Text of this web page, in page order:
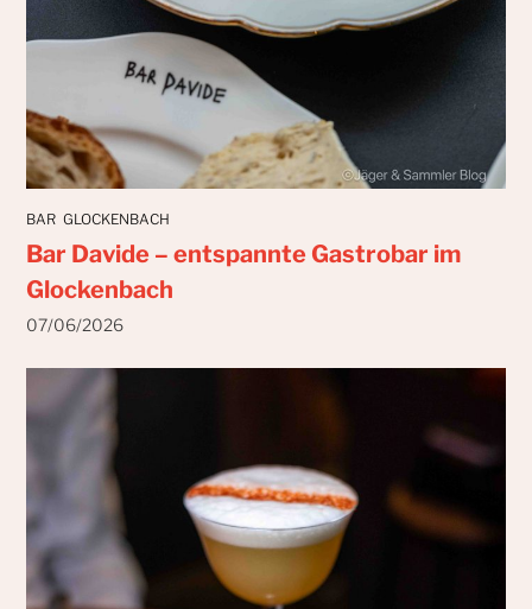
BAR GLOCKENBACH
Bar Davide – entspannte Gastrobar im
Glockenbach
07/06/2026